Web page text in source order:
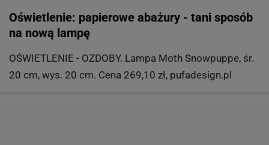
Oświetlenie: papierowe abażury - tani sposób
na nową lampę
OŚWIETLENIE - OZDOBY. Lampa Moth Snowpuppe, śr.
20 cm, wys. 20 cm. Cena 269,10 zł, pufadesign.pl